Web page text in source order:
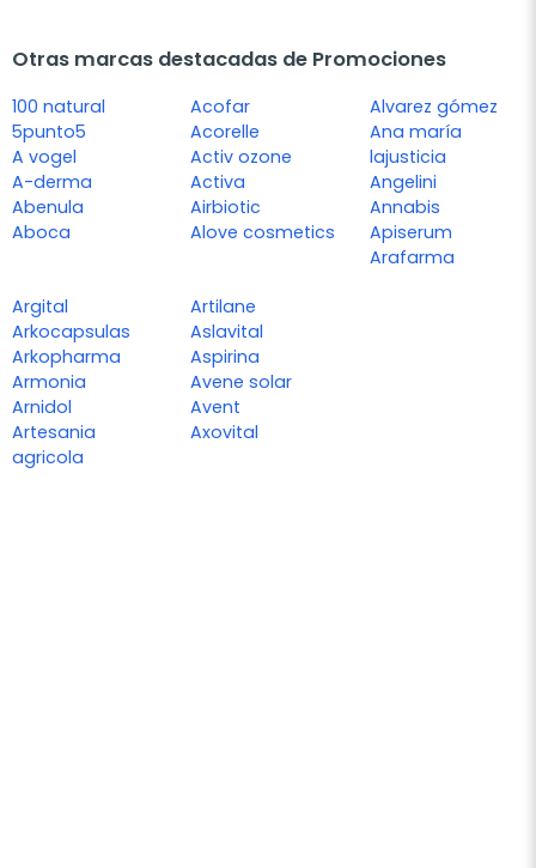
Otras marcas destacadas de Promociones
100 natural
5punto5
A vogel
A-derma
Abenula
Aboca
Acofar
Acorelle
Activ ozone
Activa
Airbiotic
Alove cosmetics
Alvarez gómez
Ana maría
lajusticia
Angelini
Annabis
Apiserum
Arafarma
Argital
Arkocapsulas
Arkopharma
Armonia
Arnidol
Artesania
agricola
Artilane
Aslavital
Aspirina
Avene solar
Avent
Axovital